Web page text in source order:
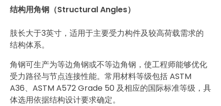
结构用角钢（Structural Angles）
肢长大于3英寸，适用于主要受力构件及较高荷载需求的
结构体系。
角钢可生产为等边角钢或不等边角钢，使工程师能够优化
受力路径与节点连接性能。常用材料等级包括 ASTM
A36、ASTM A572 Grade 50 及相应的国际标准等级，具
体选用依据结构设计要求确定。